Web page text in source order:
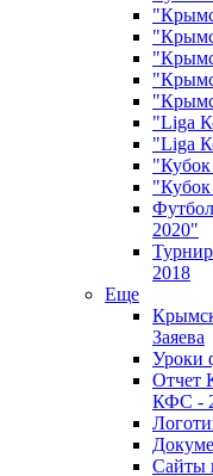
"Liga
"Liga
2020"
2018
Еще
Заяева
Уроки
Отчет
КФС -
Сайты